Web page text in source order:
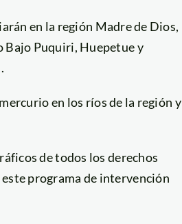
en la región Madre de Dios,
Bajo Puquiri, Huepetue y
en los ríos de la región y
de todos los derechos
programa de intervención